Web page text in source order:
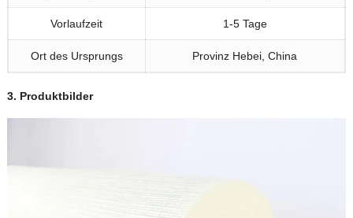
Vorlaufzeit 1-5 Tage
Ort des Ursprungs Provinz Hebei, China
3. Produktbilder